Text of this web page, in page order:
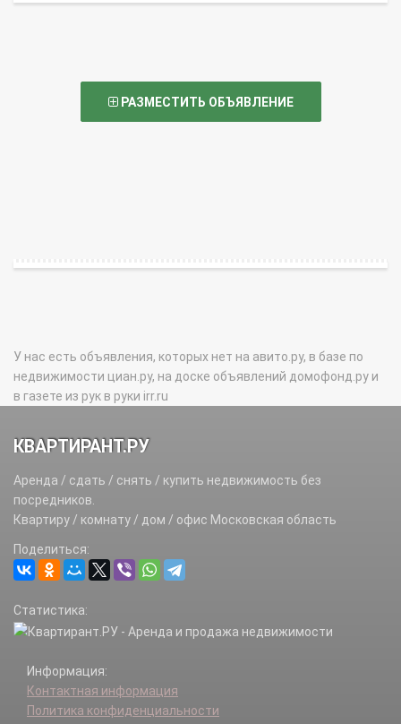
РАЗМЕСТИТЬ ОБЪЯВЛЕНИЕ
У нас есть объявления, которых нет на авито.ру, в базе по
недвижимости циан.ру, на доске объявлений домофонд.ру и
в газете из рук в руки irr.ru
КВАРТИРАНТ.РУ
Аренда / сдать / снять / купить недвижимость без
посредников.
Квартиру / комнату / дом / офис Московская область
Поделиться:
Статистика:
Информация:
Контактная информация
Политика конфиденциальности